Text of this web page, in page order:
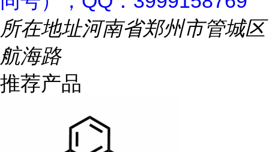
所在地址河南省郑州市管城区
航海路
推荐产品